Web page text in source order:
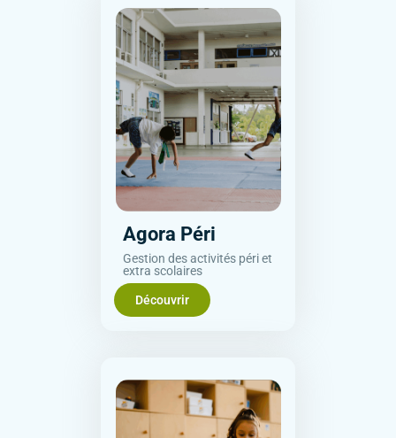
Agora Péri
Gestion des activités péri et
extra scolaires
Découvrir